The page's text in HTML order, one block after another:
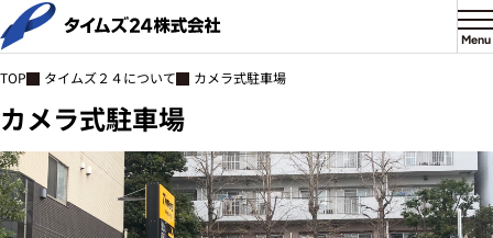
Menu
TOP タイムズ２４について カメラ式駐車場
カメラ式駐車場